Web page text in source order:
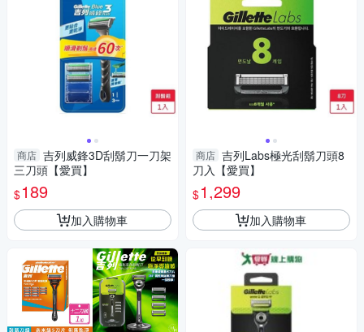
商店 吉列威鋒3D刮鬍刀一刀架
三刀頭【愛買】
$189
加入購物車
商店 吉列Labs極光刮鬍刀頭8
刀入【愛買】
$1,299
加入購物車